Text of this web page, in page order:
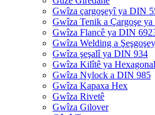
Gwîza çargoşeyî ya DIN
Gwîza Tenik a Çargoşe
Gwîza Flancê ya DIN
Gwîza Welding a
Gwîza şeşalî ya DIN 934
Gwîza Kilîtê ya
Gwîza Nylock a DIN 985
Gwîza Kapaxa Hex
Gwîza Rivetê
Gwîza Gilover